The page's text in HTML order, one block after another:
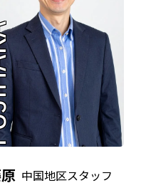
中国地区スタッフ